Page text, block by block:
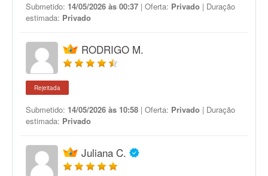
Submetido: 14/05/2026 às 00:37 | Oferta: Privado | Duração
estimada: Privado
RODRIGO M.
Rejeitada
Submetido: 14/05/2026 às 10:58 | Oferta: Privado | Duração
estimada: Privado
Juliana C.